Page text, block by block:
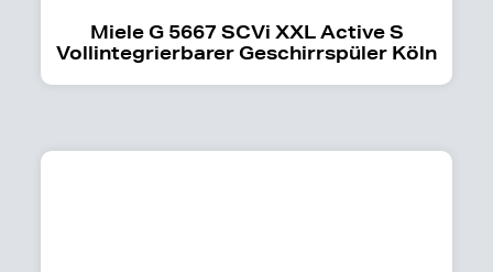
Miele G 5667 SCVi XXL Active S
Vollintegrierbarer Geschirrspüler Köln